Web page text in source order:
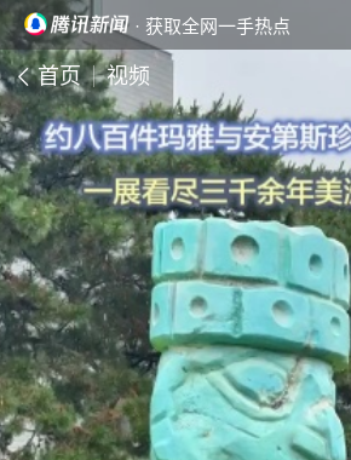
· 获取全网一手热点
首页 视频